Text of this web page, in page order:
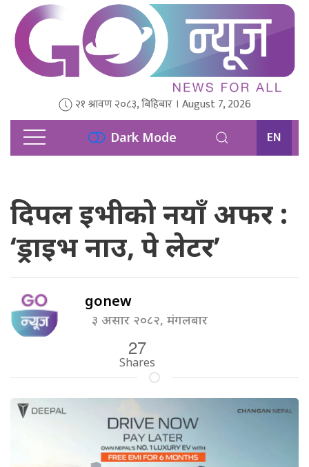
२१ श्रावण २०८३, बिहिबार । August 7, 2026
Dark Mode EN
दिपल इभीको नयाँ अफर :
‘ड्राइभ नाउ, पे लेटर’
gonew
३ असार २०८२, मंगलबार
27
Shares